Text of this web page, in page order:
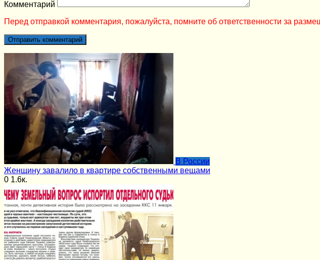
Комментарий
Перед отправкой комментария, пожалуйста, помните об ответственности за
В России
Женщину завалило в квартире собственными вещами
0 1.6к.